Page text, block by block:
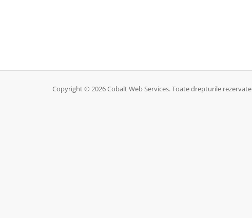
Copyright © 2026 Cobalt Web Services. Toate drepturile